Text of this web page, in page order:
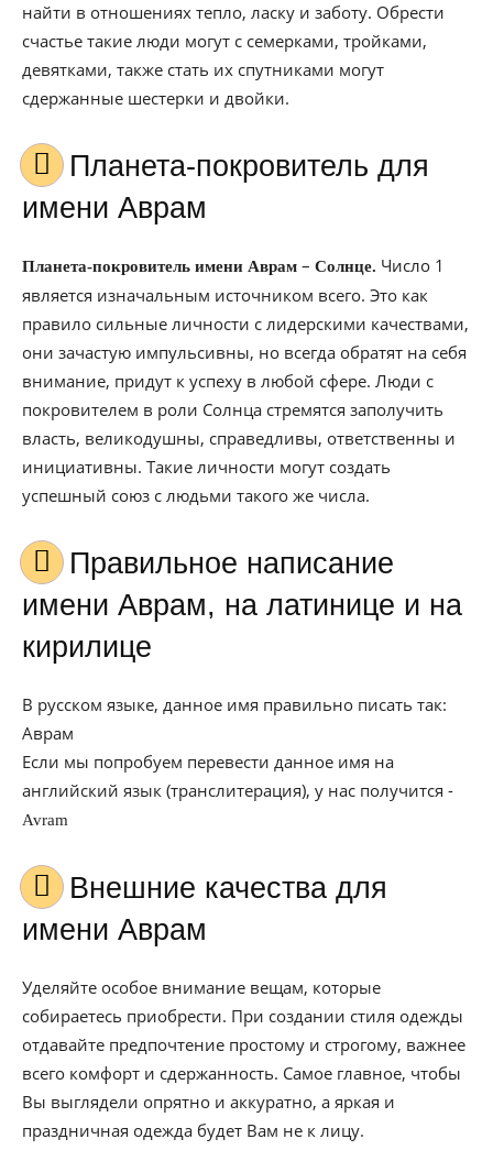
найти в отношениях тепло, ласку и заботу. Обрести
счастье такие люди могут с семерками, тройками,
девятками, также стать их спутниками могут
сдержанные шестерки и двойки.
Планета-покровитель для
имени Аврам
Планета-покровитель имени Аврам – Солнце. Число 1
является изначальным источником всего. Это как
правило сильные личности с лидерскими качествами,
они зачастую импульсивны, но всегда обратят на себя
внимание, придут к успеху в любой сфере. Люди с
покровителем в роли Солнца стремятся заполучить
власть, великодушны, справедливы, ответственны и
инициативны. Такие личности могут создать
успешный союз с людьми такого же числа.
Правильное написание
имени Аврам, на латинице и на
кирилице
В русском языке, данное имя правильно писать так:
Аврам
Если мы попробуем перевести данное имя на
английский язык (транслитерация), у нас получится -
Avram
Внешние качества для
имени Аврам
Уделяйте особое внимание вещам, которые
собираетесь приобрести. При создании стиля одежды
отдавайте предпочтение простому и строгому, важнее
всего комфорт и сдержанность. Самое главное, чтобы
Вы выглядели опрятно и аккуратно, а яркая и
праздничная одежда будет Вам не к лицу.